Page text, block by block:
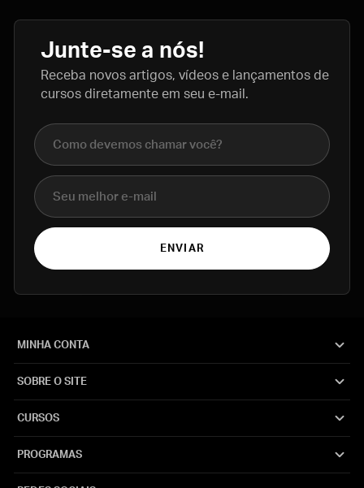
Junte-se a nós!
Receba novos artigos, vídeos e lançamentos de
cursos diretamente em seu e-mail.
Nome completo
E-mail
ENVIAR
MINHA CONTA
SOBRE O SITE
CURSOS
PROGRAMAS